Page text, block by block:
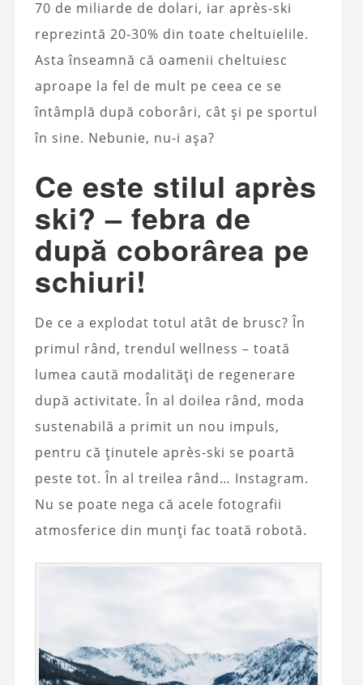
70 de miliarde de dolari, iar après-ski
reprezintă 20-30% din toate cheltuielile.
Asta înseamnă că oamenii cheltuiesc
aproape la fel de mult pe ceea ce se
întâmplă după coborâri, cât și pe sportul
în sine. Nebunie, nu-i așa?
Ce este stilul après
ski? – febra de
după coborârea pe
schiuri!
De ce a explodat totul atât de brusc? În
primul rând, trendul wellness – toată
lumea caută modalități de regenerare
după activitate. În al doilea rând, moda
sustenabilă a primit un nou impuls,
pentru că ținutele après-ski se poartă
peste tot. În al treilea rând… Instagram.
Nu se poate nega că acele fotografii
atmosferice din munți fac toată robotă.